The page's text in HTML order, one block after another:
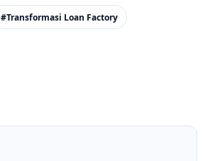
#Transformasi Loan Factory